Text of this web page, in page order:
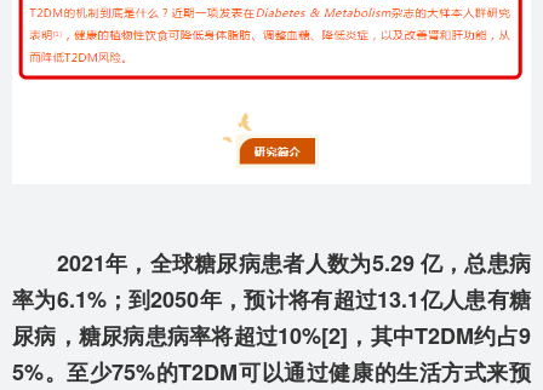
2021年，全球糖尿病患者人数为5.29 亿，总患病
率为6.1%；到2050年，预计将有超过13.1亿人患有糖
尿病，糖尿病患病率将超过10%[2]，其中T2DM约占9
5%。至少75%的T2DM可以通过健康的生活方式来预